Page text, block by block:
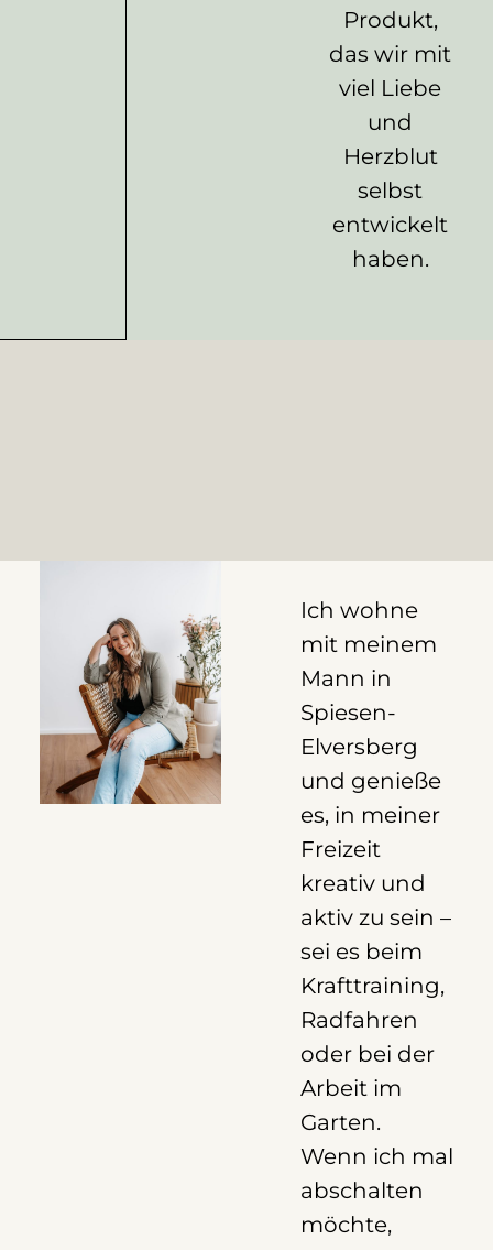
Produkt,
das wir mit
viel Liebe
und
Herzblut
selbst
entwickelt
haben.
Ich wohne
mit meinem
Mann in
Spiesen-
Elversberg
und genieße
es, in meiner
Freizeit
kreativ und
aktiv zu sein –
sei es beim
Krafttraining,
Radfahren
oder bei der
Arbeit im
Garten.
Wenn ich mal
abschalten
möchte,